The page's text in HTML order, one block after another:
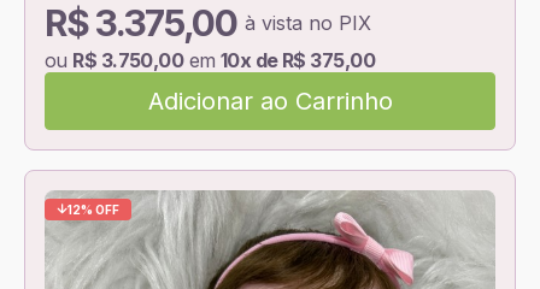
R$ 3.375,00 à vista no PIX
ou R$ 3.750,00em 10x de R$ 375,00
Adicionar ao Carrinho
12% OFF